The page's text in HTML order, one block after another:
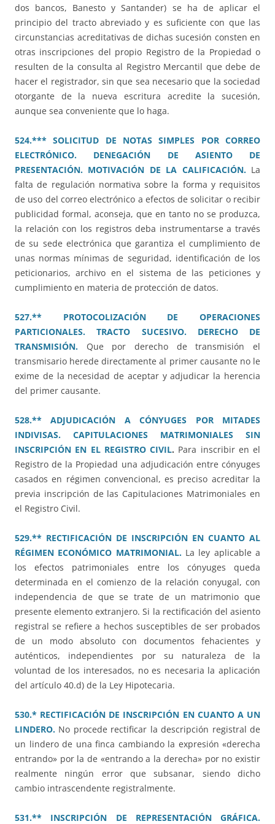
dos bancos, Banesto y Santander) se ha de aplicar el
principio del tracto abreviado y es suficiente con que las
circunstancias acreditativas de dichas sucesión consten en
otras inscripciones del propio Registro de la Propiedad o
resulten de la consulta al Registro Mercantil que debe de
hacer el registrador, sin que sea necesario que la sociedad
otorgante de la nueva escritura acredite la sucesión,
aunque sea conveniente que lo haga.
524.*** SOLICITUD DE NOTAS SIMPLES POR CORREO
ELECTRÓNICO. DENEGACIÓN DE ASIENTO DE
PRESENTACIÓN. MOTIVACIÓN DE LA CALIFICACIÓN.La
falta de regulación normativa sobre la forma y requisitos
de uso del correo electrónico a efectos de solicitar o recibir
publicidad formal, aconseja, que en tanto no se produzca,
la relación con los registros deba instrumentarse a través
de su sede electrónica que garantiza el cumplimiento de
unas normas mínimas de seguridad, identificación de los
peticionarios, archivo en el sistema de las peticiones y
cumplimiento en materia de protección de datos.
527.** PROTOCOLIZACIÓN DE OPERACIONES
PARTICIONALES. TRACTO SUCESIVO. DERECHO DE
TRANSMISIÓN. Que por derecho de transmisión el
transmisario herede directamente al primer causante no le
exime de la necesidad de aceptar y adjudicar la herencia
del primer causante.
528.** ADJUDICACIÓN A CÓNYUGES POR MITADES
INDIVISAS. CAPITULACIONES MATRIMONIALES SIN
INSCRIPCIÓN EN EL REGISTRO CIVIL. Para inscribir en el
Registro de la Propiedad una adjudicación entre cónyuges
casados en régimen convencional, es preciso acreditar la
previa inscripción de las Capitulaciones Matrimoniales en
el Registro Civil.
529.** RECTIFICACIÓN DE INSCRIPCIÓN EN CUANTO AL
RÉGIMEN ECONÓMICO MATRIMONIAL.La ley aplicable a
los efectos patrimoniales entre los cónyuges queda
determinada en el comienzo de la relación conyugal, con
independencia de que se trate de un matrimonio que
presente elemento extranjero. Si la rectificación del asiento
registral se refiere a hechos susceptibles de ser probados
de un modo absoluto con documentos fehacientes y
auténticos, independientes por su naturaleza de la
voluntad de los interesados, no es necesaria la aplicación
del artículo 40.d) de la Ley Hipotecaria.
530.* RECTIFICACIÓN DE INSCRIPCIÓN EN CUANTO A UN
LINDERO. No procede rectificar la descripción registral de
un lindero de una finca cambiando la expresión «derecha
entrando» por la de «entrando a la derecha» por no existir
realmente ningún error que subsanar, siendo dicho
cambio intrascendente registralmente.
531.** INSCRIPCIÓN DE REPRESENTACIÓN GRÁFICA.